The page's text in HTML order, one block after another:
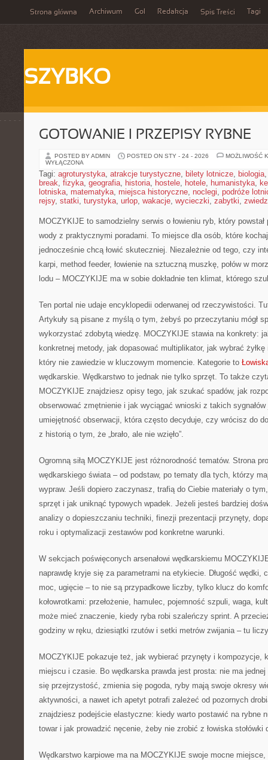
Strona główna Archiwum Gol Redakcja Spis Treści Tagi
SZYBKO
GOTOWANIE I PRZEPISY RYBNE
POSTED BY ADMIN POSTED ON STY - 24 - 2026
MOŻLIWOŚĆ
WYŁĄCZONA
Tagi: agroturystyka, atrakcje turystyczne, bilety lotnicze, biologia
break, fizyka, geografia, historia, hostele, hotele, humanistyka,
lotniska, matematyka, miejsca historyczne, noclegi, podróże
rejsy, statki, turystyka, urlop, wakacje, wycieczki, zabytki,
MOCZYKIJE to samodzielny serwis o łowieniu ryb, który
wody z praktycznymi poradami. To miejsce dla osób, które
jednocześnie chcą łowić skuteczniej. Niezależnie od tego, czy
karpi, method feeder, łowienie na sztuczną muszkę, połów w
lodu – MOCZYKIJE ma w sobie dokładnie ten klimat, którego
Ten portal nie udaje encyklopedii oderwanej od rzeczywistości.
Artykuły są pisane z myślą o tym, żebyś po przeczytaniu mógł
wykorzystać zdobytą wiedzę. MOCZYKIJE stawia na konkrety:
konkretnej metody, jak dopasować multiplikator, jak wybrać
który nie zawiedzie w kluczowym momencie. Kategorie to
wędkarskie. Wędkarstwo to jednak nie tylko sprzęt. To także
MOCZYKIJE znajdziesz opisy tego, jak szukać spadów, jak
obserwować zmętnienie i jak wyciągać wnioski z takich
umiejętność obserwacji, która często decyduje, czy wrócisz do
z historią o tym, że „brało, ale nie wzięło”.
Ogromną siłą MOCZYKIJE jest różnorodność tematów. Strona
wędkarskiego świata – od podstaw, po tematy dla tych, którzy
wypraw. Jeśli dopiero zaczynasz, trafią do Ciebie materiały o
sprzęt i jak uniknąć typowych wpadek. Jeżeli jesteś bardziej
analizy o dopieszczaniu techniki, finezji prezentacji przynęty,
roku i optymalizacji zestawów pod konkretne warunki.
W sekcjach poświęconych arsenałowi wędkarskiemu
naprawdę kryje się za parametrami na etykiecie. Długość wędki,
moc, ugięcie – to nie są przypadkowe liczby, tylko klucz do
kołowrotkami: przełożenie, hamulec, pojemność szpuli, waga,
może mieć znaczenie, kiedy ryba robi szaleńczy sprint. A
godziny w ręku, dziesiątki rzutów i setki metrów zwijania – tu
MOCZYKIJE pokazuje też, jak wybierać przynęty i kompozycje,
miejscu i czasie. Bo wędkarska prawda jest prosta: nie ma
się przejrzystość, zmienia się pogoda, ryby mają swoje okresy
aktywności, a nawet ich apetyt potrafi zależeć od pozornych
znajdziesz podejście elastyczne: kiedy warto postawić na rybne
towar i jak prowadzić nęcenie, żeby nie zrobić z łowiska stołówki
Wędkarstwo karpiowe ma na MOCZYKIJE swoje mocne